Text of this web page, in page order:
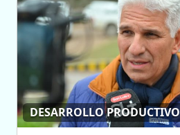
DESARROLLO PRODUCTIVO